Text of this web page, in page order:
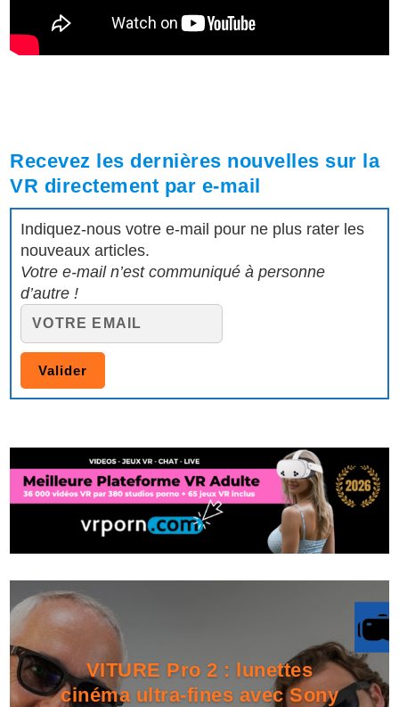
Recevez les dernières nouvelles sur la
VR directement par e-mail
Indiquez-nous votre e-mail pour ne plus rater les
nouveaux articles.
Votre e-mail n’est communiqué à personne
d’autre !
VITURE Pro 2 : lunettes
cinéma ultra-fines avec Sony